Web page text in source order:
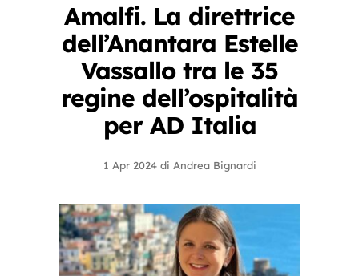
Amalfi. La direttrice
dell’Anantara Estelle
Vassallo tra le 35
regine dell’ospitalità
per AD Italia
1 Apr 2024 di Andrea Bignardi